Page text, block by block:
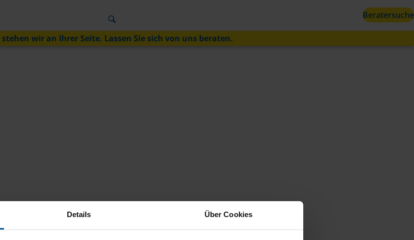
Details Über Cookies
Beratersuche
wir an Ihrer Seite. Lassen Sie sich von uns beraten.